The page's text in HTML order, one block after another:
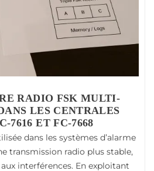
RADIO FSK MULTI-
LES CENTRALES
7616 ET FC-7668
dans les systèmes d’alarme
transmission radio plus stable,
interférences. En exploitant